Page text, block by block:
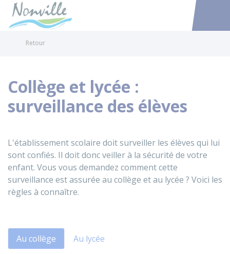
Accéder
Retour
Collège et lycée :
surveillance des élèves
L'établissement scolaire doit surveiller les élèves qui lui
sont confiés. Il doit donc veiller à la sécurité de votre
enfant. Vous vous demandez comment cette
surveillance est assurée au collège et au lycée ? Voici les
règles à connaître.
Au collège Au lycée